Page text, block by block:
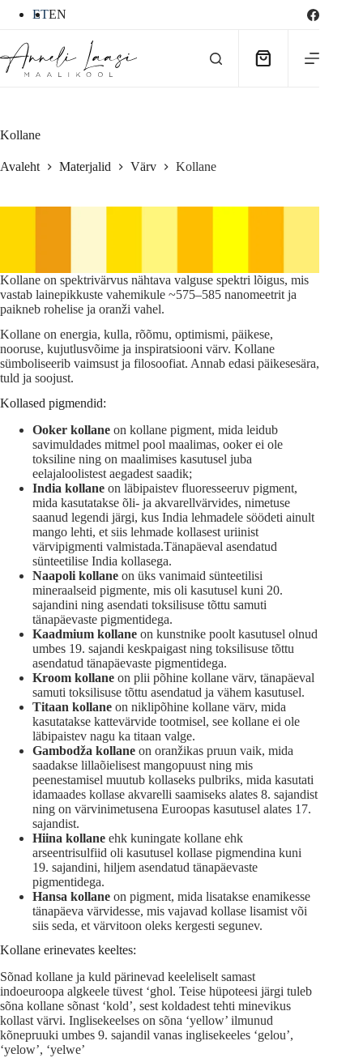
ETEN
Ostukorv
Kollane
Avaleht Materjalid Värv Kollane
Kollane on spektrivärvus nähtava valguse spektri lõigus, mis
vastab lainepikkuste vahemikule ~575–585 nanomeetrit ja
paikneb rohelise ja oranži vahel.
Kollane on energia, kulla, rõõmu, optimismi, päikese,
nooruse, kujutlusvõime ja inspiratsiooni värv. Kollane
sümboliseerib vaimsust ja filosoofiat. Annab edasi päikesesära,
tuld ja soojust.
Kollased pigmendid:
Ooker kollane on kollane pigment, mida leidub
savimuldades mitmel pool maalimas, ooker ei ole
toksiline ning on maalimises kasutusel juba
eelajaloolistest aegadest saadik;
India kollane on läbipaistev fluoresseeruv pigment,
mida kasutatakse õli- ja akvarellvärvides, nimetuse
saanud legendi järgi, kus India lehmadele söödeti ainult
mango lehti, et siis lehmade kollasest uriinist
värvipigmenti valmistada.Tänapäeval asendatud
sünteetilise India kollasega.
Naapoli kollane on üks vanimaid sünteetilisi
mineraalseid pigmente, mis oli kasutusel kuni 20.
sajandini ning asendati toksilisuse tõttu samuti
tänapäevaste pigmentidega.
Kaadmium kollane on kunstnike poolt kasutusel olnud
umbes 19. sajandi keskpaigast ning toksilisuse tõttu
asendatud tänapäevaste pigmentidega.
Kroom kollane on plii põhine kollane värv, tänapäeval
samuti toksilisuse tõttu asendatud ja vähem kasutusel.
Titaan kollane on niklipõhine kollane värv, mida
kasutatakse kattevärvide tootmisel, see kollane ei ole
läbipaistev nagu ka titaan valge.
Gambodža kollane on oranžikas pruun vaik, mida
saadakse lillaõielisest mangopuust ning mis
peenestamisel muutub kollaseks pulbriks, mida kasutati
idamaades kollase akvarelli saamiseks alates 8. sajandist
ning on värvinimetusena Euroopas kasutusel alates 17.
sajandist.
Hiina kollane ehk kuningate kollane ehk
arseentrisulfiid oli kasutusel kollase pigmendina kuni
19. sajandini, hiljem asendatud tänapäevaste
pigmentidega.
Hansa kollane on pigment, mida lisatakse enamikesse
tänapäeva värvidesse, mis vajavad kollase lisamist või
siis seda, et värvitoon oleks kergesti segunev.
Kollane erinevates keeltes:
Sõnad kollane ja kuld pärinevad keeleliselt samast
indoeuroopa algkeele tüvest ‘ghol. Teise hüpoteesi järgi tuleb
sõna kollane sõnast ‘kold’, sest koldadest tehti minevikus
kollast värvi. Inglisekeelses on sõna ‘yellow’ ilmunud
kõnepruuki umbes 9. sajandil vanas inglisekeeles ‘gelou’,
‘yelow’, ‘yelwe’